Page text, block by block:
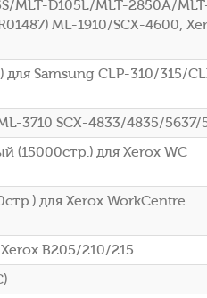
MLT-D105L/MLT-2850A/
ML-1910/SCX-4600,
Samsung CLP-310/315/
3710 SCX-4833/4835/5637/
(15000стр.) для Xerox WC
для Xerox WorkCentre
B205/210/215